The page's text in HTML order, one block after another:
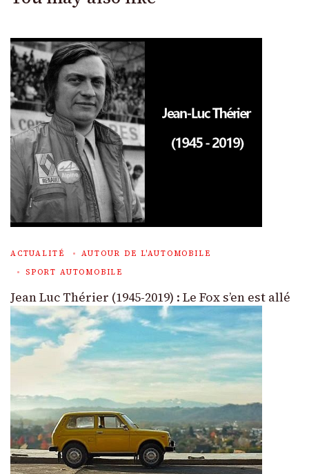
ACTUALITÉ
AUTOUR DE L'AUTOMOBILE
SPORT AUTOMOBILE
Jean Luc Thérier (1945-2019) : Le Fox s’en est allé